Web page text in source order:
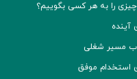
را به هر کسی بگوییم؟
آینده
مسیر شغلی